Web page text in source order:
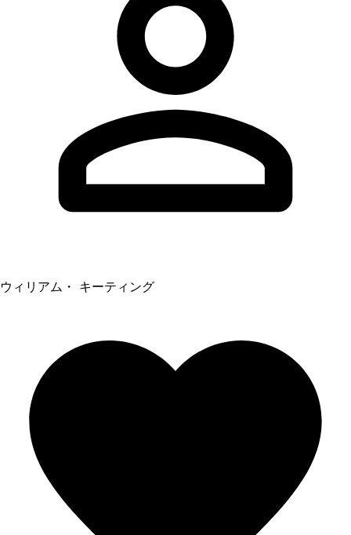
ウィリアム・ キーティング